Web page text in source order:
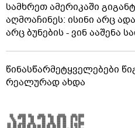
სამხრეთ ამერიკაში
აღმოაჩინეს: ისინი არც
არც ბუნების - ვინ ააშენა
წინასწარმეტყველებები
რეალურად ახდა